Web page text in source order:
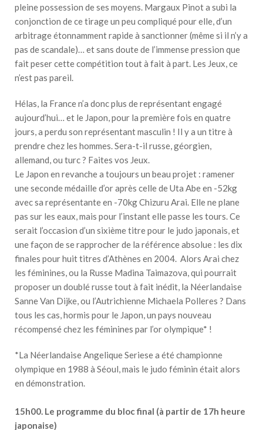
pleine possession de ses moyens. Margaux Pinot a subi la
conjonction de ce tirage un peu compliqué pour elle, d’un
arbitrage étonnamment rapide à sanctionner (même si il n’y a
pas de scandale)… et sans doute de l’immense pression que
fait peser cette compétition tout à fait à part. Les Jeux, ce
n’est pas pareil.
Hélas, la France n’a donc plus de représentant engagé
aujourd’hui… et le Japon, pour la première fois en quatre
jours, a perdu son représentant masculin ! Il y a un titre à
prendre chez les hommes. Sera-t-il russe, géorgien,
allemand, ou turc ? Faites vos Jeux.
Le Japon en revanche a toujours un beau projet : ramener
une seconde médaille d’or après celle de Uta Abe en -52kg
avec sa représentante en -70kg Chizuru Arai. Elle ne plane
pas sur les eaux, mais pour l’instant elle passe les tours. Ce
serait l’occasion d’un sixième titre pour le judo japonais, et
une façon de se rapprocher de la référence absolue : les dix
finales pour huit titres d’Athènes en 2004. Alors Arai chez
les féminines, ou la Russe Madina Taimazova, qui pourrait
proposer un doublé russe tout à fait inédit, la Néerlandaise
Sanne Van Dijke, ou l’Autrichienne Michaela Polleres ? Dans
tous les cas, hormis pour le Japon, un pays nouveau
récompensé chez les féminines par l’or olympique* !
*La Néerlandaise Angelique Seriese a été championne
olympique en 1988 à Séoul, mais le judo féminin était alors
en démonstration.
15h00. Le programme du bloc final (à partir de 17h heure
japonaise)